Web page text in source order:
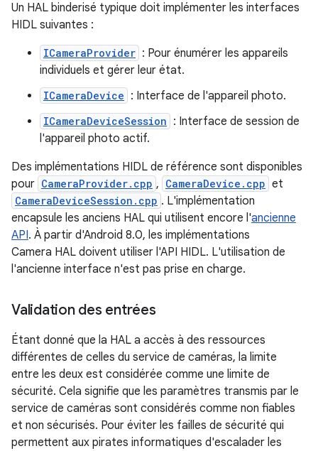
Un HAL binderisé typique doit implémenter les interfaces
HIDL suivantes :
ICameraProvider : Pour énumérer les appareils
individuels et gérer leur état.
ICameraDevice : Interface de l'appareil photo.
ICameraDeviceSession : Interface de session de
l'appareil photo actif.
Des implémentations HIDL de référence sont disponibles
pour CameraProvider.cpp , CameraDevice.cpp et
CameraDeviceSession.cpp . L'implémentation
encapsule les anciens HAL qui utilisent encore l'ancienne
API. À partir d'Android 8.0, les implémentations
Camera HAL doivent utiliser l'API HIDL. L'utilisation de
l'ancienne interface n'est pas prise en charge.
Validation des entrées
Étant donné que la HAL a accès à des ressources
différentes de celles du service de caméras, la limite
entre les deux est considérée comme une limite de
sécurité. Cela signifie que les paramètres transmis par le
service de caméras sont considérés comme non fiables
et non sécurisés. Pour éviter les failles de sécurité qui
permettent aux pirates informatiques d'escalader les